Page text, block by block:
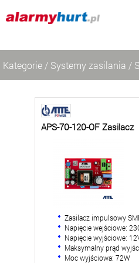
Kategorie / Systemy zasilania /
APS-70-120-OF Zasilacz
Zasilacz impulsowy
Napięcie wejściowe:
Napięcie wyjściowe:
Maksymalny prąd
Moc wyjściowa: 72W